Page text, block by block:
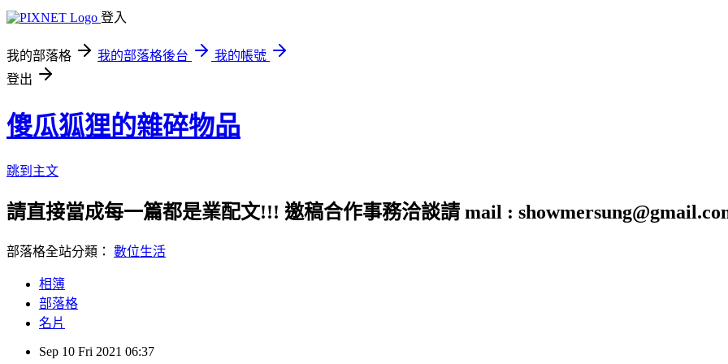
登入
我的部落格 我的部落格後台
我的帳號
登出
傻瓜狐狸的雜碎物品
跳到主文
請直接當成每一篇都是業配文!!! 邀稿合作事務洽談請 mail :
部落格全站分類： 數位生活
相簿
部落格
名片
Sep 10 Fri 2021 06:37